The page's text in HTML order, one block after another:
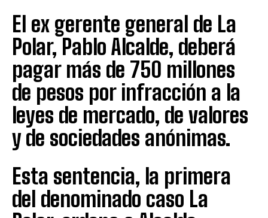
El ex gerente general de La
Polar, Pablo Alcalde, deberá
pagar más de 750 millones
de pesos por infracción a la
leyes de mercado, de valores
y de sociedades anónimas.
Esta sentencia, la primera
del denominado caso La